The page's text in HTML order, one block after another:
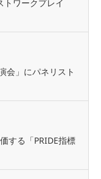
トワークプレイ
会」にパネリスト
する「PRIDE指標